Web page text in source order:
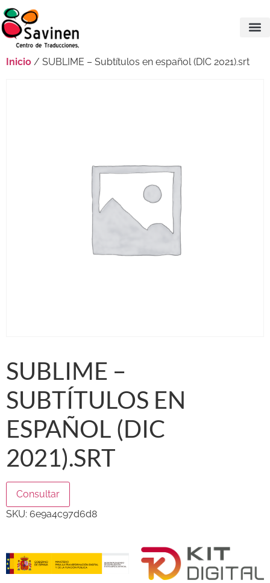
Inicio / SUBLIME – Subtítulos en español (DIC 2021).srt
SUBLIME –
SUBTÍTULOS EN
ESPAÑOL (DIC
2021).SRT
Consultar
SKU: 6e9a4c97d6d8